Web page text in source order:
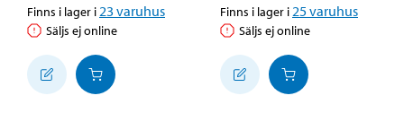
Finns i lager i 23 varuhus
Säljs ej online
Finns i lager i 25varuhus
Säljs ej online